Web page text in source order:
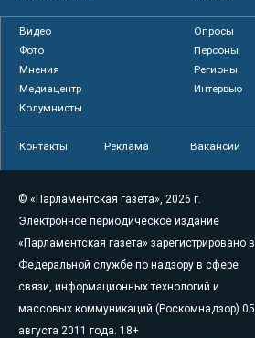
Видео
Опросы
Фото
Персоны
Мнения
Регионы
Медиацентр
Интервью
Колумнисты
Контакты Реклама Вакансии
© «Парламентская газета», 2026 г.
Электронное периодическое издание
«Парламентская газета» зарегистрировано в
Федеральной службе по надзору в сфере
связи, информационных технологий и
массовых коммуникаций (Роскомнадзор) 05
августа 2011 года. 18+